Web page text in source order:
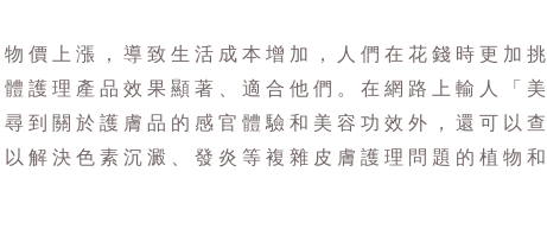
價上漲，導致生活成本增加，人們在花錢時更加挑
護理產品效果顯著、適合他們。在網路上輸人「美
到關於護膚品的感官體驗和美容功效外，還可以查
解決色素沉澱、發炎等複雜皮膚護理問題的植物和